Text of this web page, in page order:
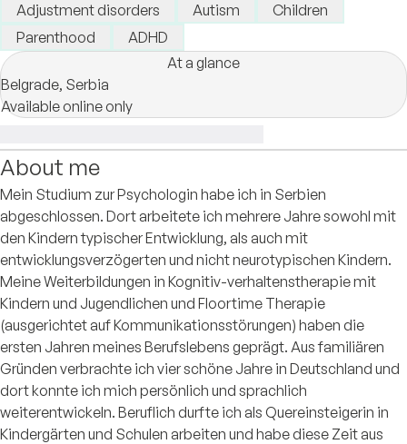
Adjustment disorders Autism
Children
Parenthood
ADHD
At a glance
Belgrade, Serbia
Available online only
About me
Mein Studium zur Psychologin habe ich in Serbien
abgeschlossen. Dort arbeitete ich mehrere Jahre sowohl mit
den Kindern typischer Entwicklung, als auch mit
entwicklungsverzögerten und nicht neurotypischen Kindern.
Meine Weiterbildungen in Kognitiv-verhaltenstherapie mit
Kindern und Jugendlichen und Floortime Therapie
(ausgerichtet auf Kommunikationsstörungen) haben die
ersten Jahren meines Berufslebens geprägt. Aus familiären
Gründen verbrachte ich vier schöne Jahre in Deutschland und
dort konnte ich mich persönlich und sprachlich
weiterentwickeln. Beruflich durfte ich als Quereinsteigerin in
Kindergärten und Schulen arbeiten und habe diese Zeit aus